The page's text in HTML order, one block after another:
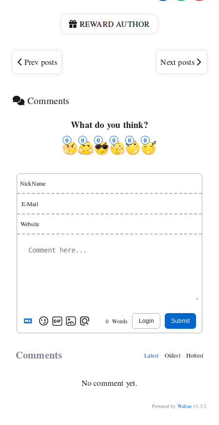
REWARD AUTHOR
Prev posts Next posts
Comments
What do you think?
0 0 0 0 0 0
NickName
E-Mail
Website
0 Words Login Submit
Comments Latest Oldest Hottest
No comment yet.
Powered by Walinev3.3.2